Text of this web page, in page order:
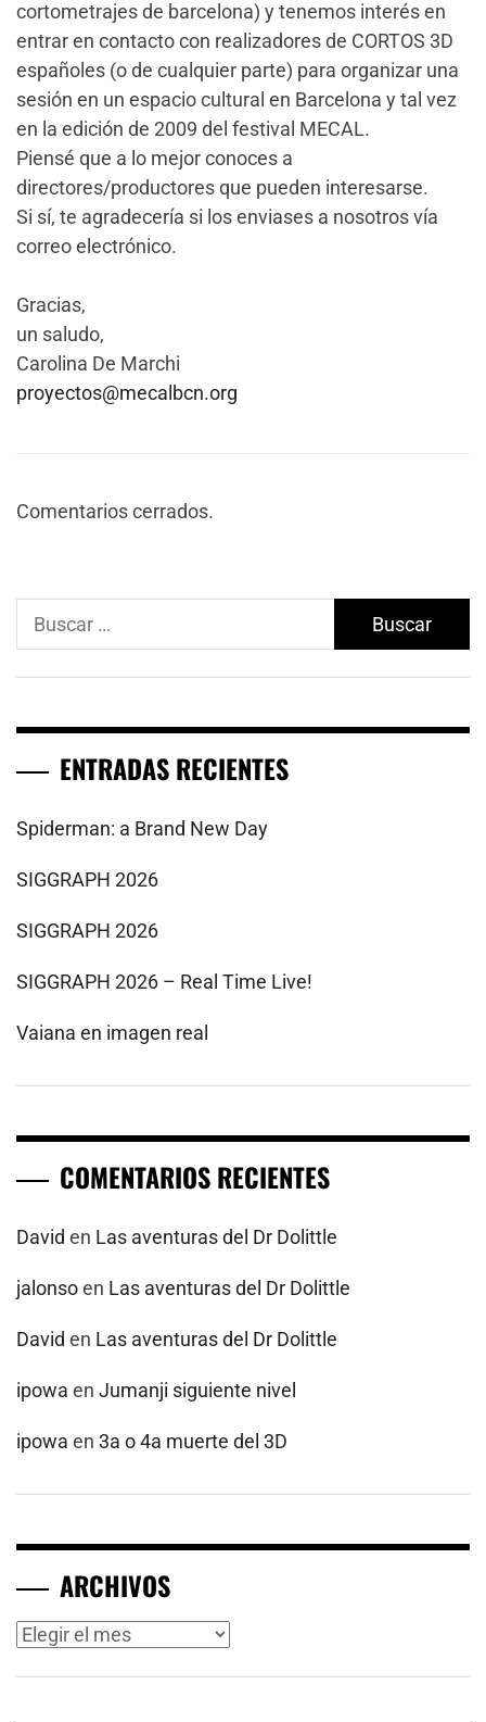
cortometrajes de barcelona) y tenemos interés en
entrar en contacto con realizadores de CORTOS 3D
españoles (o de cualquier parte) para organizar una
sesión en un espacio cultural en Barcelona y tal vez
en la edición de 2009 del festival MECAL.
Piensé que a lo mejor conoces a
directores/productores que pueden interesarse.
Si sí, te agradecería si los enviases a nosotros vía
correo electrónico.
Gracias,
un saludo,
Carolina De Marchi
proyectos@mecalbcn.org
Comentarios cerrados.
Buscar:
ENTRADAS RECIENTES
Spiderman: a Brand New Day
SIGGRAPH 2026
SIGGRAPH 2026
SIGGRAPH 2026 – Real Time Live!
Vaiana en imagen real
COMENTARIOS RECIENTES
David en Las aventuras del Dr Dolittle
jalonsoen Las aventuras del Dr Dolittle
David en Las aventuras del Dr Dolittle
ipowa en Jumanji siguiente nivel
ipowa en 3a o 4a muerte del 3D
ARCHIVOS
Archivos